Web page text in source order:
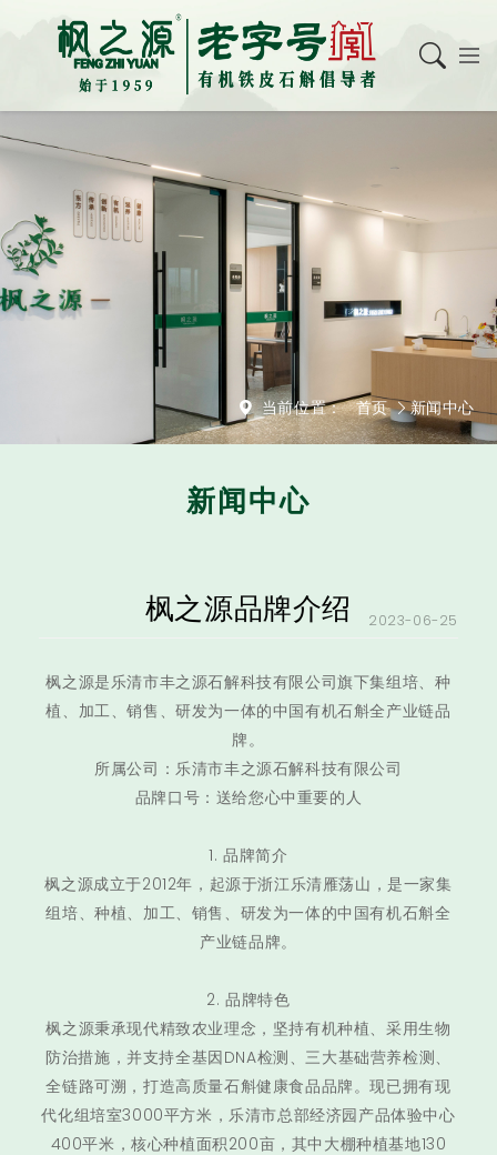
当前位置： 首页 新闻中心
新闻中心
枫之源品牌介绍 2023-06-25
枫之源是乐清市丰之源石解科技有限公司旗下集组培、种
植、加工、销售、研发为一体的中国有机石斛全产业链品
牌。
所属公司：乐清市丰之源石解科技有限公司
品牌口号：送给您心中重要的人
1. 品牌简介
枫之源成立于2012年，起源于浙江乐清雁荡山，是一家集
组培、种植、加工、销售、研发为一体的中国有机石斛全
产业链品牌。
2. 品牌特色
枫之源秉承现代精致农业理念，坚持有机种植、采用生物
防治措施，并支持全基因DNA检测、三大基础营养检测、
全链路可溯，打造高质量石斛健康食品品牌。现已拥有现
代化组培室3000平方米，乐清市总部经济园产品体验中心
400平米，核心种植面积200亩，其中大棚种植基地130